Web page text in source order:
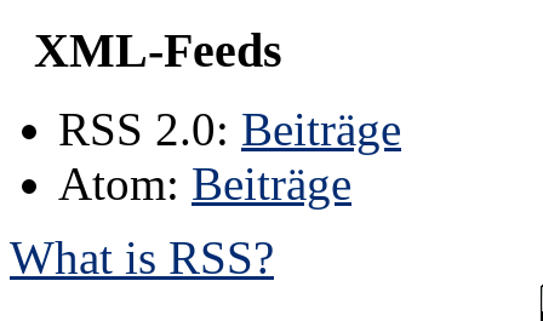
XML-Feeds
RSS 2.0: Beiträge
Atom: Beiträge
What is RSS?